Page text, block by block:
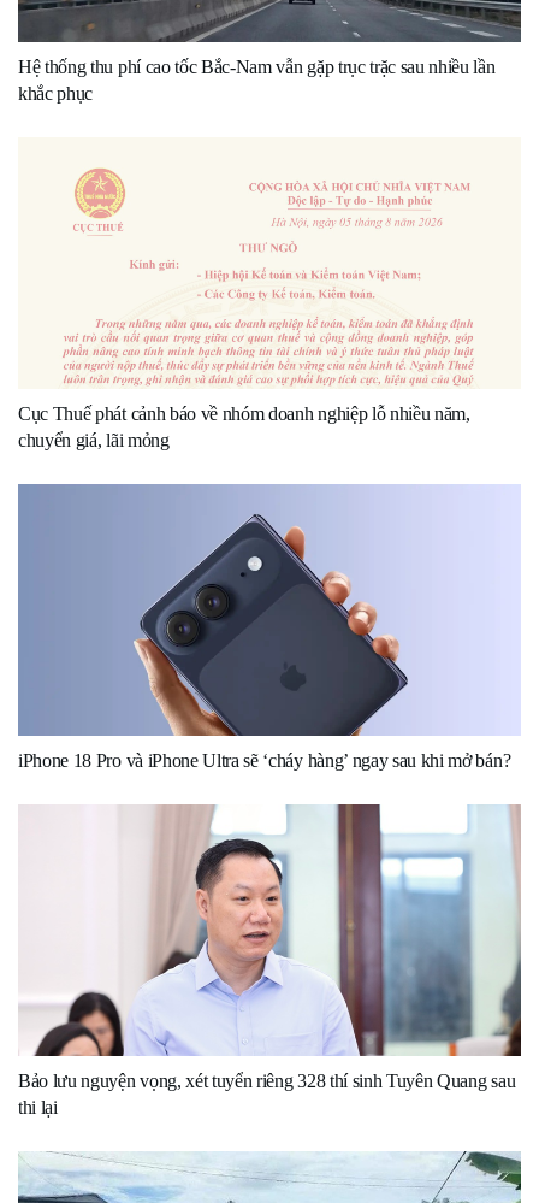
Hệ thống thu phí cao tốc Bắc-Nam vẫn gặp trục trặc sau nhiều lần
khắc phục
Cục Thuế phát cảnh báo về nhóm doanh nghiệp lỗ nhiều năm,
chuyển giá, lãi mỏng
iPhone 18 Pro và iPhone Ultra sẽ ‘cháy hàng’ ngay sau khi mở bán?
Bảo lưu nguyện vọng, xét tuyển riêng 328 thí sinh Tuyên Quang sau
thi lại